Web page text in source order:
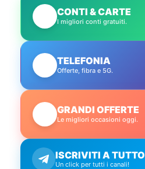
CONTI & CARTE
I migliori conti gratuiti.
TELEFONIA
Offerte, fibra e 5G.
GRANDI OFFERTE
Le migliori occasioni oggi.
ISCRIVITI A TUTTO
Un click per tutti i canali!